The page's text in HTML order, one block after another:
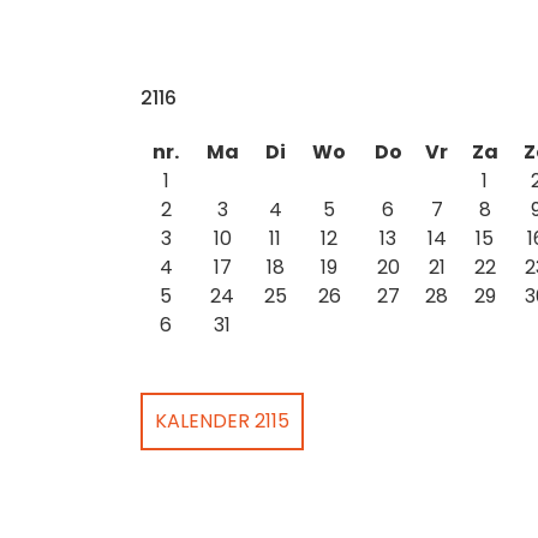
2116
nr.
Ma Di Wo Do Vr Za
1
1
2
3 4 5 6 7 8
3
10 11 12 13 14 15
4
17 18 19 20 21 22
5
24 25 26 27 28 29
6
31
KALENDER 2115